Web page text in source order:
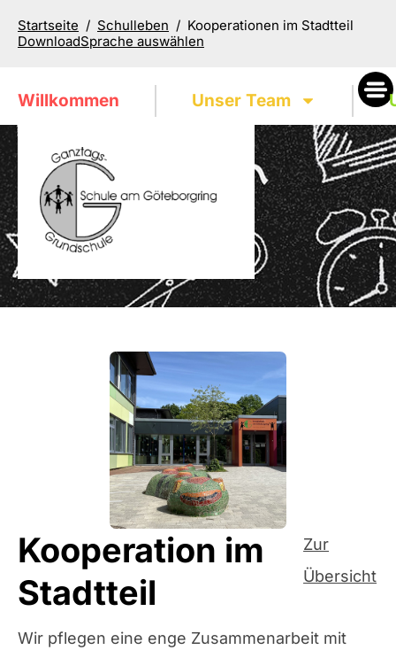
Startseite / Schulleben / Kooperationen im Stadtteil
Download
Willkommen Unser Team
Kooperation im
Stadtteil
Zur
Übersicht
Wir pflegen eine enge Zusammenarbeit mit